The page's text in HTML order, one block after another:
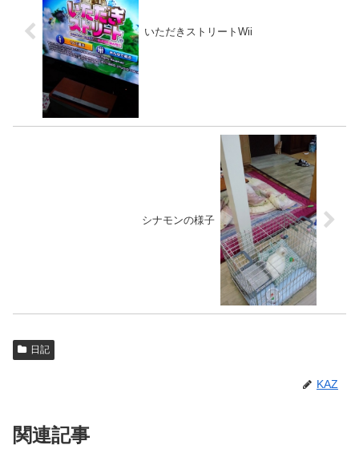
いただきストリートWii
シナモンの様子
日記
KAZ
関連記事